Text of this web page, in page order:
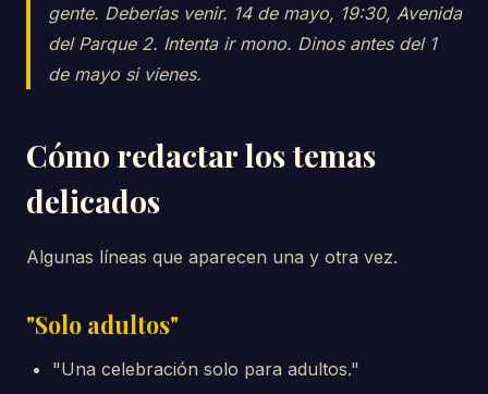
gente. Deberías venir. 14 de mayo, 19:30, Avenida
del Parque 2. Intenta ir mono. Dinos antes del 1
de mayo si vienes.
Cómo redactar los temas
delicados
Algunas líneas que aparecen una y otra vez.
"Solo adultos"
"Una celebración solo para adultos."